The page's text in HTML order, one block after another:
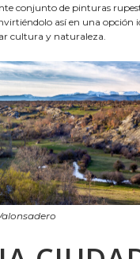
conjunto de pinturas
así en una opción
cultura y naturaleza.